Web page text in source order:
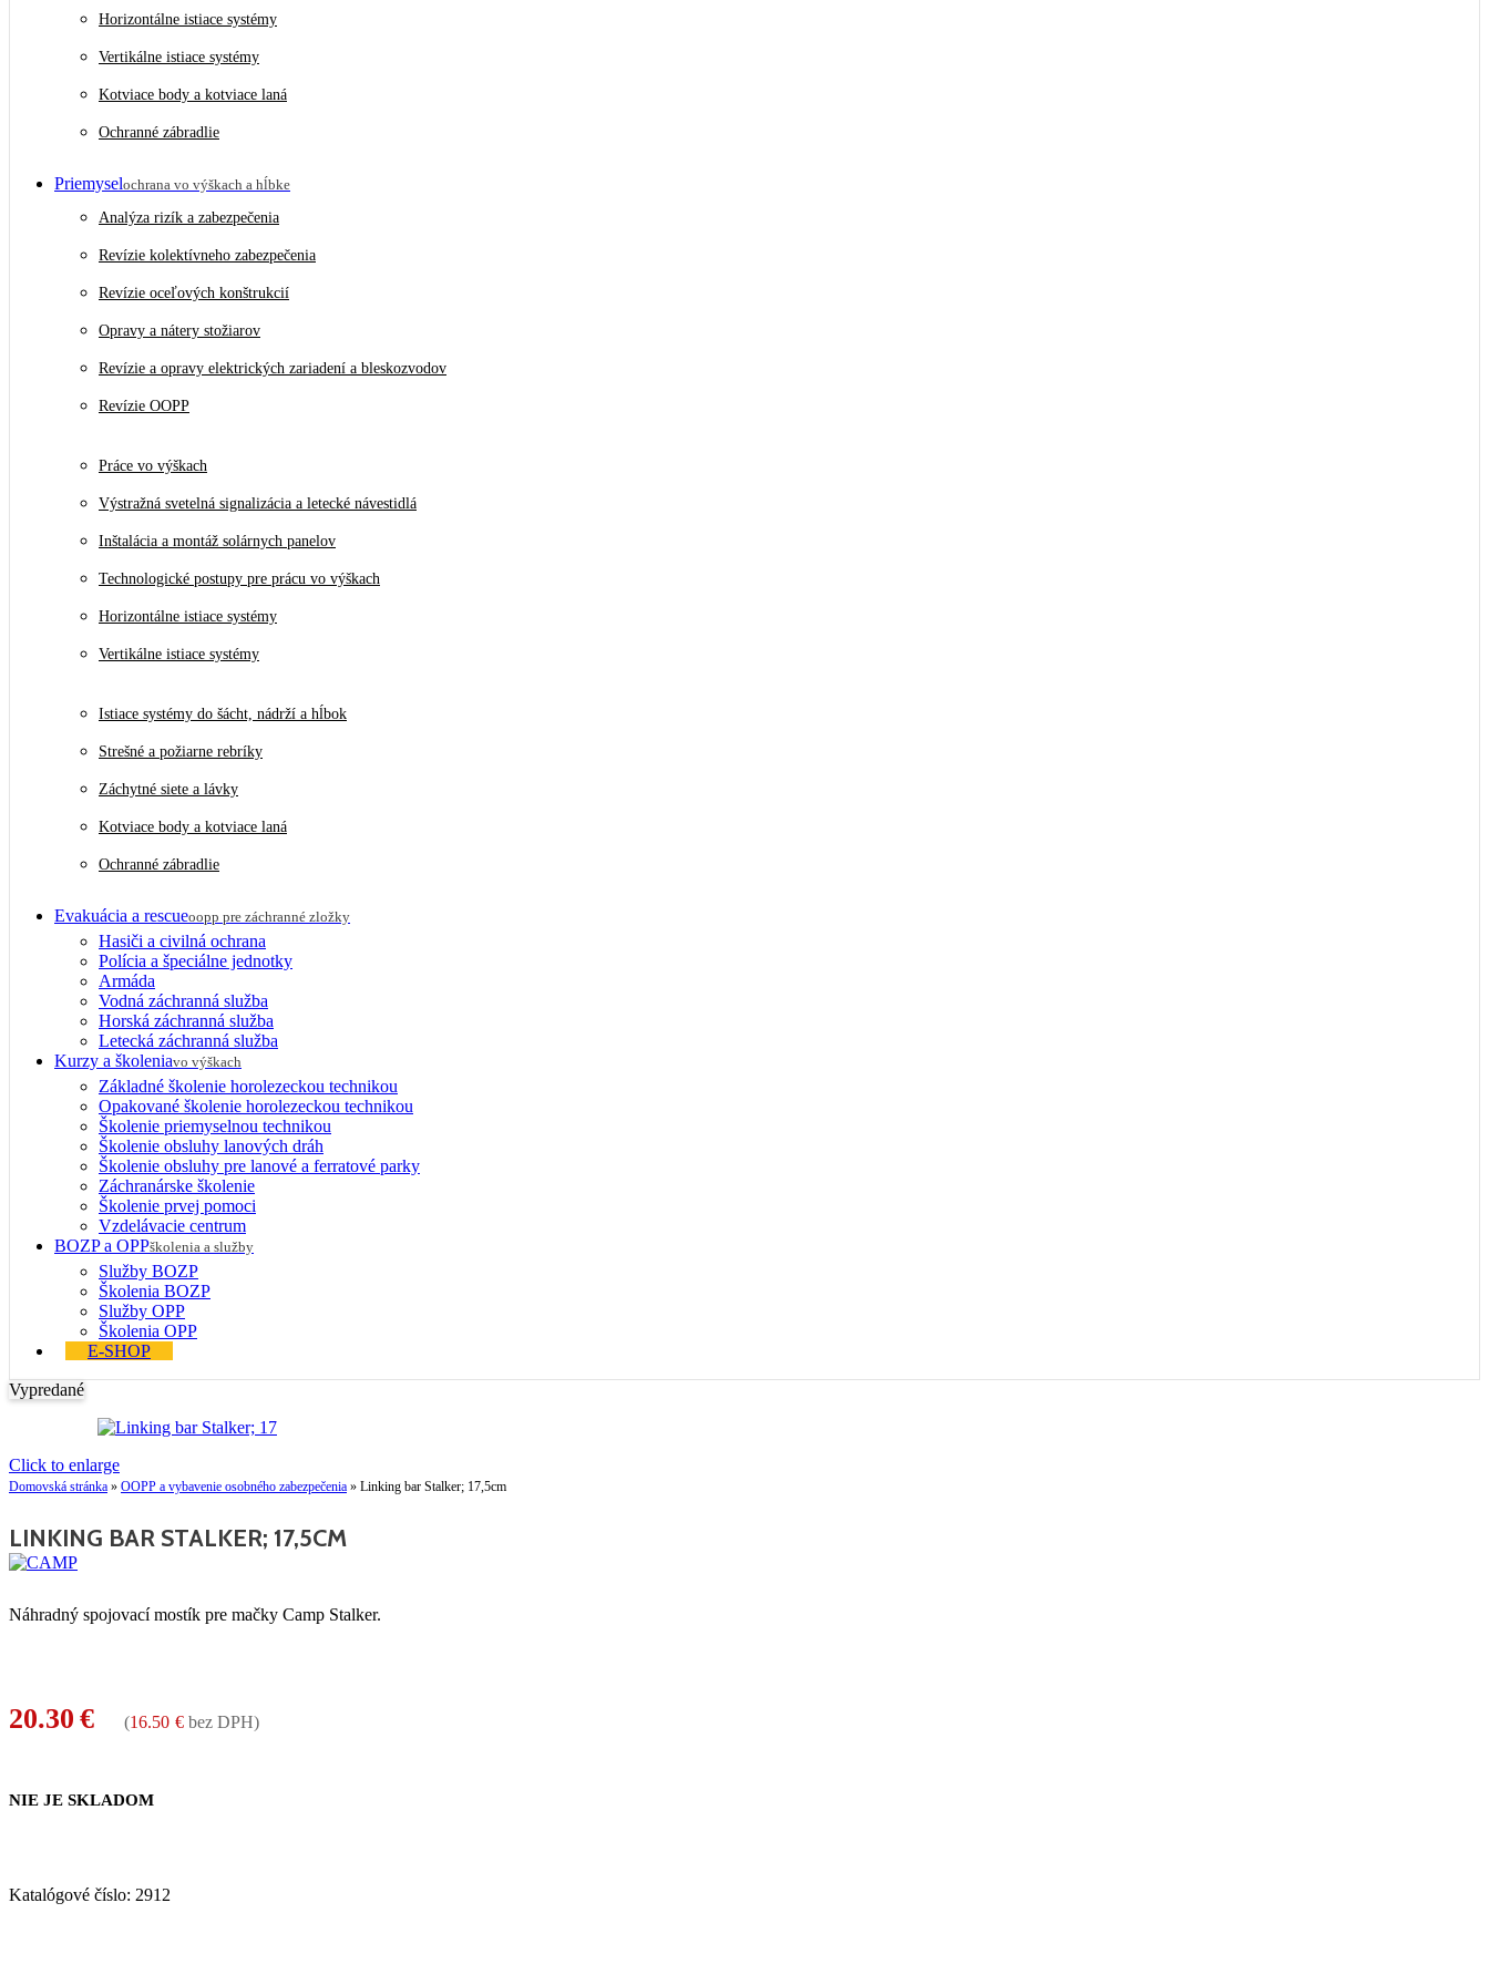
Horizontálne istiace systémy
Vertikálne istiace systémy
Kotviace body a kotviace laná
Ochranné zábradlie
Priemyselochrana vo výškach a hĺbke
Analýza rizík a zabezpečenia
Revízie kolektívneho zabezpečenia
Revízie oceľových konštrukcií
Opravy a nátery stožiarov
Revízie a opravy elektrických zariadení a bleskozvodov
Revízie OOPP
Práce vo výškach
Výstražná svetelná signalizácia a letecké návestidlá
Inštalácia a montáž solárnych panelov
Technologické postupy pre prácu vo výškach
Horizontálne istiace systémy
Vertikálne istiace systémy
Istiace systémy do šácht, nádrží a hĺbok
Strešné a požiarne rebríky
Záchytné siete a lávky
Kotviace body a kotviace laná
Ochranné zábradlie
Evakuácia a rescueoopp pre záchranné zložky
Hasiči a civilná ochrana
Polícia a špeciálne jednotky
Armáda
Vodná záchranná služba
Horská záchranná služba
Letecká záchranná služba
Kurzy a školeniavo výškach
Základné školenie horolezeckou technikou
Opakované školenie horolezeckou technikou
Školenie priemyselnou technikou
Školenie obsluhy lanových dráh
Školenie obsluhy pre lanové a ferratové parky
Záchranárske školenie
Školenie prvej pomoci
Vzdelávacie centrum
BOZP a OPPškolenia a služby
Služby BOZP
Školenia BOZP
Služby OPP
Školenia OPP
E-SHOP
Vypredané
Click to enlarge
Domovská stránka » OOPP a vybavenie osobného zabezpečenia » Linking bar Stalker; 17,5cm
LINKING BAR STALKER; 17,5CM
Náhradný spojovací mostík pre mačky Camp Stalker.
20.30 € (16.50 € bez DPH)
NIE JE SKLADOM
Katalógové číslo: 2912